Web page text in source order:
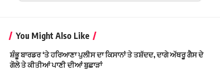
You Might Also Like
ਸ਼ੰਭੂ ਬਾਰਡਰ ‘ਤੇ ਹਰਿਆਣਾ ਪੁਲੀਸ ਦਾ ਕਿਸਾਨਾਂ ਤੇ ਤਸ਼ੱਦਦ, ਦਾਗੇ ਅੱਥਰੂ ਗੈਸ ਦੇ
ਗੋਲੇ ਤੇ ਕੀਤੀਆਂ ਪਾਣੀ ਦੀਆਂ ਬੁਛਾੜਾਂ